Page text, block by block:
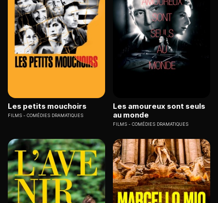
Les petits mouchoirs
FILMS COMÉDIES DRAMATIQUES
Les amoureux sont seuls
au monde
FILMS COMÉDIES DRAMATIQUES